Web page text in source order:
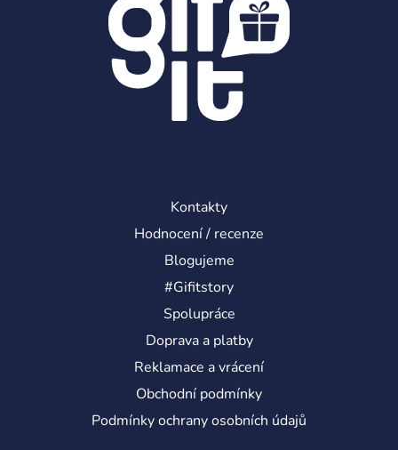
Kontakty
Hodnocení / recenze
Blogujeme
#Gifitstory
Spolupráce
Doprava a platby
Reklamace a vrácení
Obchodní podmínky
Podmínky ochrany osobních údajů